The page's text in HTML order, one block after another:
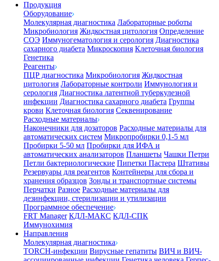
Продукция
Оборудование
Молекулярная диагностика Лабораторные роботы
Микробиология Жидкостная цитология Определение
СОЭ Иммуногематология и серология Диагностика
сахарного диабета Микроскопия Клеточная биология
Генетика
Реагенты
ПЦР диагностика Микробиология Жидкостная
цитология Лабораторные контроли Иммунология и
серология Диагностика латентной туберкулезной
инфекции Диагностика сахарного диабета Группы
крови Клеточная биология Секвенирование
Расходные материалы
Наконечники для дозаторов Расходные материалы для
автоматических систем Микропробирки 0,1-5 мл
Пробирки 5-50 мл Пробирки для ИФА и
автоматических анализаторов Планшеты Чашки Петри
Петли бактериологические Пипетки Пастера Штативы
Резервуары для реагентов Контейнеры для сбора и
хранения образцов Зонды и транспортные системы
Перчатки Разное Расходные материалы для
дезинфекции, стерилизации и утилизации
Программное обеспечение
FRT Manager КДЛ-МАКС КДЛ-СПК
Иммунохимия
Направления
Молекулярная диагностика
TORCH-инфекции Вирусные гепатиты ВИЧ и ВИЧ-